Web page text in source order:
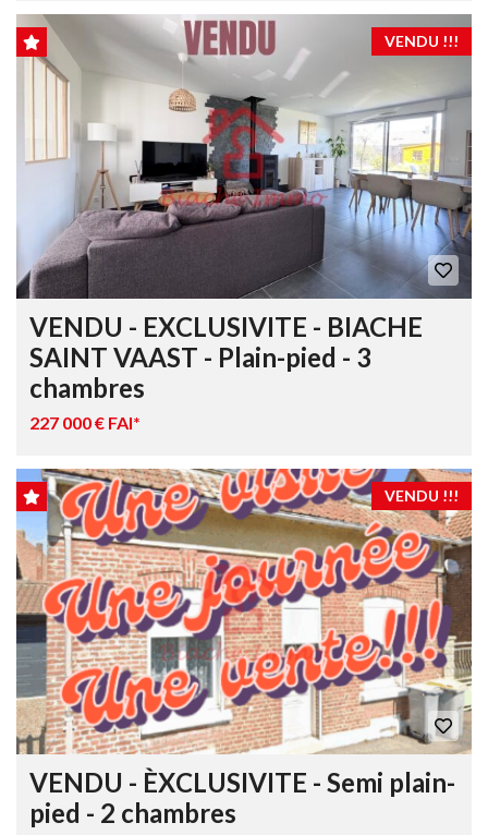
VENDU !!!
VENDU - EXCLUSIVITE - BIACHE
SAINT VAAST - Plain-pied - 3
chambres
227 000 € FAI*
VENDU !!!
VENDU - ÈXCLUSIVITE - Semi plain-
pied - 2 chambres